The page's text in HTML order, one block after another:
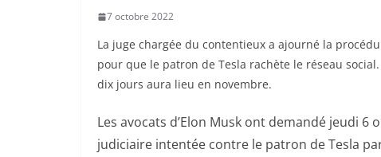
7 octobre 2022
La juge chargée du contentieux a ajourné la
pour que le patron de Tesla rachète le réseau
dix jours aura lieu en novembre.
Les avocats d’Elon Musk ont demandé jeudi
judiciaire intentée contre le patron de Tesla